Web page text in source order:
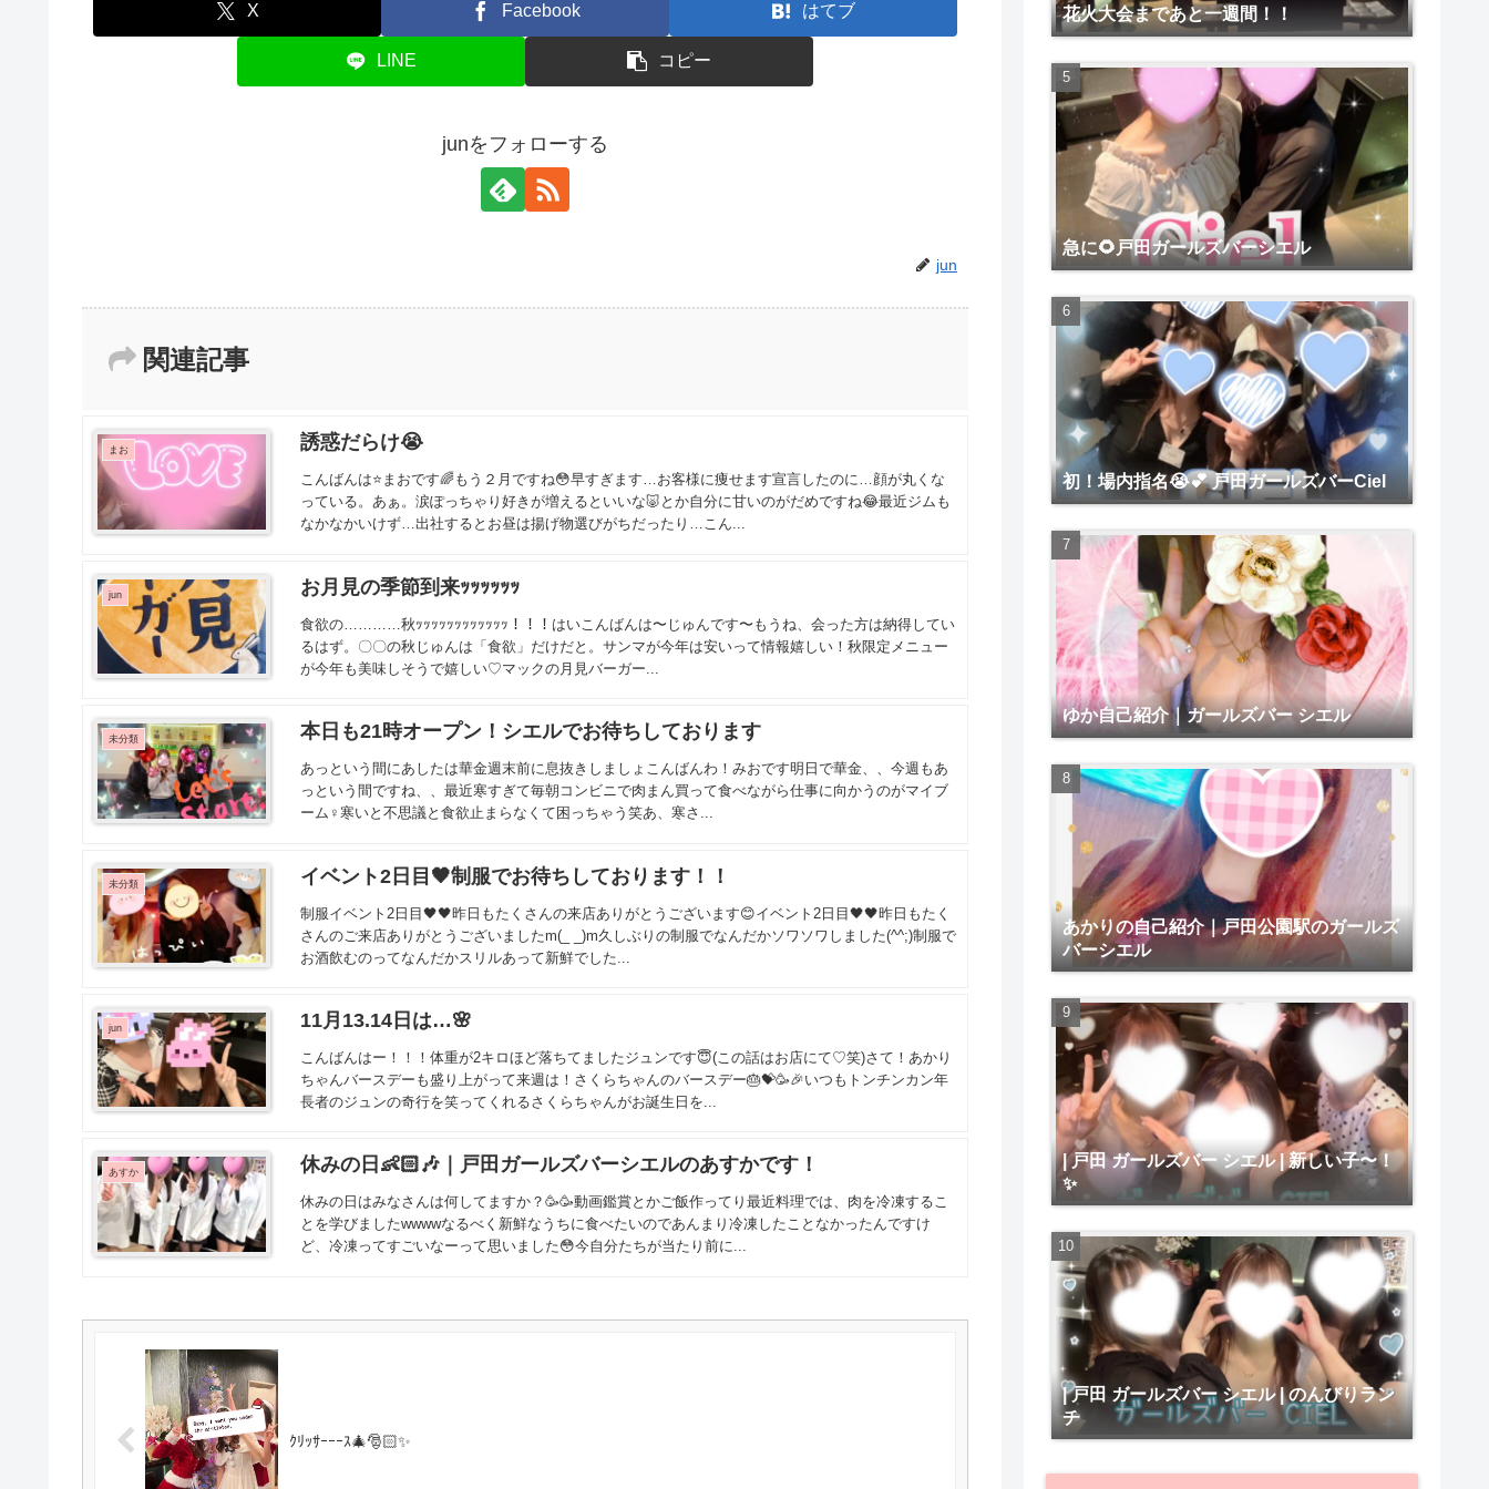
X Facebook はてブ
LINE コピー
junをフォローする
jun
関連記事
まお 誘惑だらけ😭
こんばんは⭐まおです🌈もう２月ですね😳早すぎます…お客様に痩せます宣言したのに…顔が丸くな
っている。あぁ。涙ぽっちゃり好きが増えるといいな🐷とか自分に甘いのがだめですね😂最近ジムも
なかなかいけず…出社するとお昼は揚げ物選びがちだったり…こん...
jun お月見の季節到来ｯｯｯｯｯｯ
食欲の…………秋ｯｯｯｯｯｯｯｯｯｯｯｯ！！！はいこんばんは〜じゅんです〜もうね、会った方は納得してい
るはず。〇〇の秋じゅんは「食欲」だけだと。サンマが今年は安いって情報嬉しい！秋限定メニュー
が今年も美味しそうで嬉しい♡マックの月見バーガー...
未分類 本日も21時オープン！シエルでお待ちしております
あっという間にあしたは華金週末前に息抜きしましょこんばんわ！みおです明日で華金、、今週もあ
っという間ですね、、最近寒すぎて毎朝コンビニで肉まん買って食べながら仕事に向かうのがマイブ
ーム‍♀️寒いと不思議と食欲止まらなくて困っちゃう笑あ、寒さ...
未分類 イベント2日目🖤制服でお待ちしております！！
制服イベント2日目🖤🖤昨日もたくさんの来店ありがとうございます😊イベント2日目🖤🖤昨日もたく
さんのご来店ありがとうございましたm(_ _)m久しぶりの制服でなんだかソワソワしました(^^;)制服で
お酒飲むのってなんだかスリルあって新鮮でした...
jun 11月13.14日は…🌸
こんばんはー！！！体重が2キロほど落ちてましたジュンです😇(この話はお店にて♡笑)さて！あかり
ちゃんバースデーも盛り上がって来週は！さくらちゃんのバースデー🎂💝🥳🎉いつもトンチンカン年
長者のジュンの奇行を笑ってくれるさくらちゃんがお誕生日を...
あすか 休みの日👶🏻🎶｜戸田ガールズバーシエルのあすかです！
休みの日はみなさんは何してますか？🥳🥳動画鑑賞とかご飯作ってり最近料理では、肉を冷凍するこ
とを学びましたwwwwなるべく新鮮なうちに食べたいのであんまり冷凍したことなかったんですけ
ど、冷凍ってすごいなーって思いました😳今自分たちが当たり前に...
ｸﾘｯｻｰｰｰｽ🎄🎅🏻✨
花火大会まであと一週間！！
急に🌻戸田ガールズバーシエル
初！場内指名😭💕 戸田ガールズバーCiel
ゆか自己紹介｜ガールズバー シエル
あかりの自己紹介｜戸田公園駅のガールズ
バーシエル
| 戸田 ガールズバー シエル | 新しい子〜！
✨
| 戸田 ガールズバー シエル | のんびりラン
チ